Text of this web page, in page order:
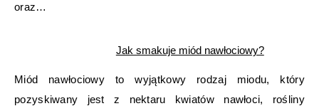
oraz…
Jak smakuje miód nawłociowy?
Miód nawłociowy to wyjątkowy rodzaj miodu, który
pozyskiwany jest z nektaru kwiatów nawłoci, rośliny